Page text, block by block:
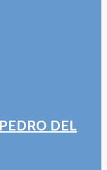
DEL